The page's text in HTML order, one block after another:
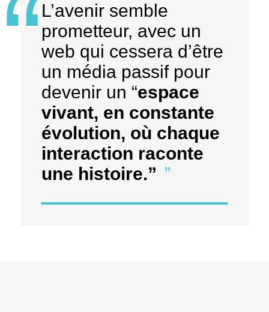
L’avenir semble
prometteur, avec un
web qui cessera d’être
un média passif pour
devenir un “espace
vivant, en constante
évolution, où chaque
interaction raconte
une histoire.”